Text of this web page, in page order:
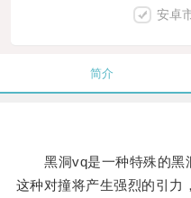
安卓
简介
黑洞vq是一种特殊的黑
这种对撞将产生强烈的引力